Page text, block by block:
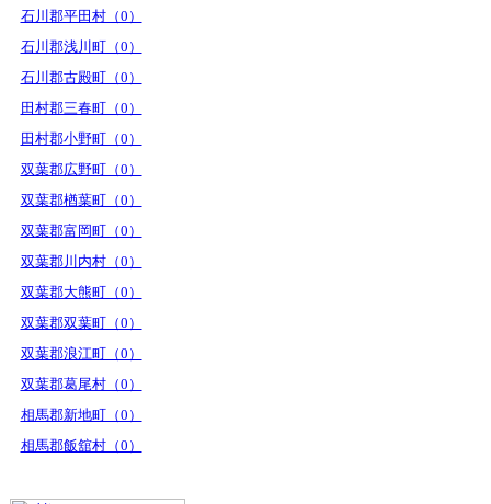
石川郡平田村（0）
石川郡浅川町（0）
石川郡古殿町（0）
田村郡三春町（0）
田村郡小野町（0）
双葉郡広野町（0）
双葉郡楢葉町（0）
双葉郡富岡町（0）
双葉郡川内村（0）
双葉郡大熊町（0）
双葉郡双葉町（0）
双葉郡浪江町（0）
双葉郡葛尾村（0）
相馬郡新地町（0）
相馬郡飯舘村（0）